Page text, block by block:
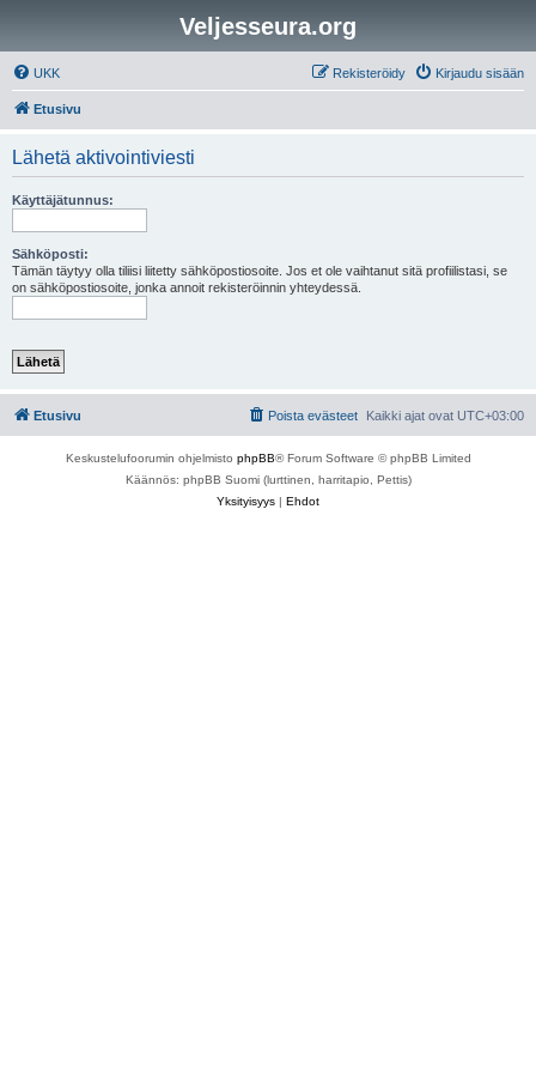
Veljesseura.org
UKK Kirjaudu sisään
Rekisteröidy
Etusivu
Lähetä aktivointiviesti
Käyttäjätunnus:
Sähköposti:
Tämän täytyy olla tiliisi liitetty sähköpostiosoite. Jos et ole vaihtanut sitä profiilistasi, se
on sähköpostiosoite, jonka annoit rekisteröinnin yhteydessä.
Etusivu Kaikki ajat ovat UTC+03:00
Poista evästeet
Keskustelufoorumin ohjelmisto phpBB® Forum Software © phpBB Limited
Käännös: phpBB Suomi (lurttinen, harritapio, Pettis)
Yksityisyys | Ehdot